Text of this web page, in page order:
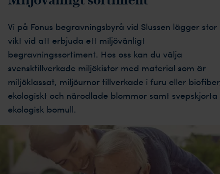
Vi på Fonus begravningsbyrå vid Slussen lägger stor
vikt vid att erbjuda ett miljövänligt
begravningssortiment. Hos oss kan du välja
svensktillverkade miljökistor med material som är
miljöklassat, miljöurnor tillverkade i furu eller
ekologiskt och närodlade blommor samt svepskjorta
ekologisk bomull.